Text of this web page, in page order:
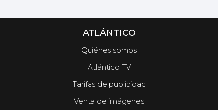
ATLÁNTICO
Quiénes somos
Atlántico TV
Tarifas de publicidad
Venta de imágenes